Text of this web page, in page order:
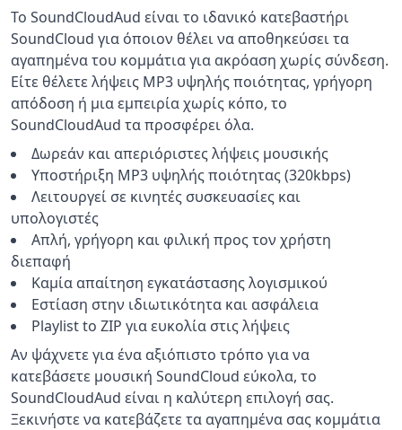
Το SoundCloudAud είναι το ιδανικό κατεβαστήρι
SoundCloud για όποιον θέλει να αποθηκεύσει τα
αγαπημένα του κομμάτια για ακρόαση χωρίς σύνδεση.
Είτε θέλετε λήψεις MP3 υψηλής ποιότητας, γρήγορη
απόδοση ή μια εμπειρία χωρίς κόπο, το
SoundCloudAud τα προσφέρει όλα.
Δωρεάν και απεριόριστες λήψεις μουσικής
Υποστήριξη MP3 υψηλής ποιότητας (320kbps)
Λειτουργεί σε κινητές συσκευασίες και
υπολογιστές
Απλή, γρήγορη και φιλική προς τον χρήστη
διεπαφή
Καμία απαίτηση εγκατάστασης λογισμικού
Εστίαση στην ιδιωτικότητα και ασφάλεια
Playlist to ZIP για ευκολία στις λήψεις
Αν ψάχνετε για ένα αξιόπιστο τρόπο για να
κατεβάσετε μουσική SoundCloud εύκολα, το
SoundCloudAud είναι η καλύτερη επιλογή σας.
Ξεκινήστε να κατεβάζετε τα αγαπημένα σας κομμάτια